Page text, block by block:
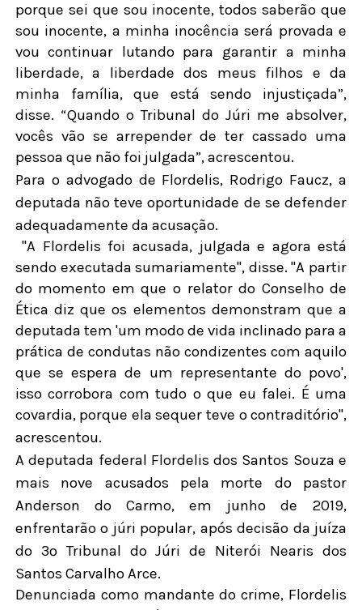
porque sei que sou inocente, todos saberão que
sou inocente, a minha inocência será provada e
vou continuar lutando para garantir a minha
liberdade, a liberdade dos meus filhos e da
minha família, que está sendo injustiçada”,
disse. “Quando o Tribunal do Júri me absolver,
vocês vão se arrepender de ter cassado uma
pessoa que não foi julgada”, acrescentou.
Para o advogado de Flordelis, Rodrigo Faucz, a
deputada não teve oportunidade de se defender
adequadamente da acusação.
"A Flordelis foi acusada, julgada e agora está
sendo executada sumariamente", disse. "A partir
do momento em que o relator do Conselho de
Ética diz que os elementos demonstram que a
deputada tem 'um modo de vida inclinado para a
prática de condutas não condizentes com aquilo
que se espera de um representante do povo',
isso corrobora com tudo o que eu falei. É uma
covardia, porque ela sequer teve o contraditório",
acrescentou.
A deputada federal Flordelis dos Santos Souza e
mais nove acusados pela morte do pastor
Anderson do Carmo, em junho de 2019,
enfrentarão o júri popular, após decisão da juíza
do 3º Tribunal do Júri de Niterói Nearis dos
Santos Carvalho Arce.
Denunciada como mandante do crime, Flordelis